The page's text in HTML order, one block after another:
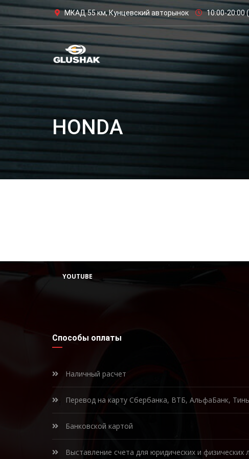
МКАД 55 км, Кунцевский авторынок 10:00-20:00
HONDA
YOUTUBE
Способы оплаты
Наличный расчет
Перевод на карту Сбербанка, ВТБ, АльфаБанк,
Банковской картой
Выставление счета для юридических и физических